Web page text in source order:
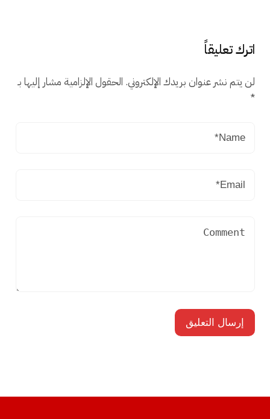
اترك تعليقاً
لن يتم نشر عنوان بريدك الإلكتروني. الحقول الإلزامية مشار إليها بـ
*